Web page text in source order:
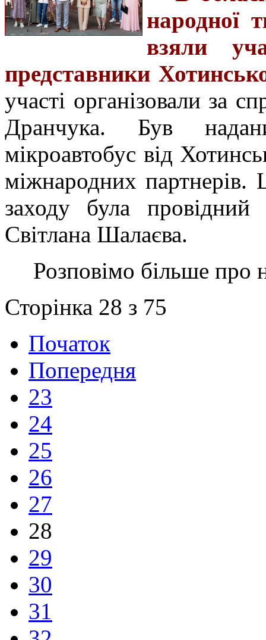
народної
взяли
представники
участі організовали за
Дранчука. Був
мікроавтобус від
міжнародних партнерів.
заходу була
Світлана Шалаєва.
Розповімо більше про
Сторінка 28 з 75
Початок
Попередня
23
24
25
26
27
28
29
30
31